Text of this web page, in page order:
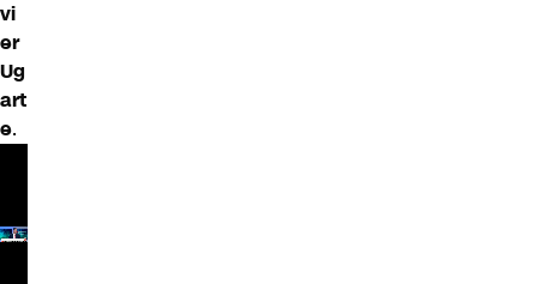
vi
er
Ug
art
e.